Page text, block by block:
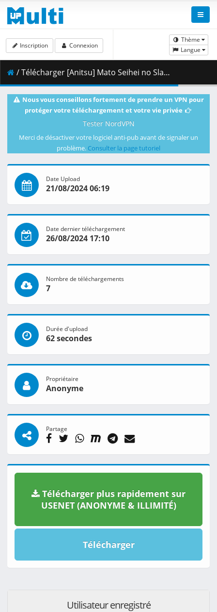
Thème
Langue
Inscription Connexion
/ Télécharger [Anitsu] Mato Seihei no Slave - S01E05 [BD 1080p x265 Opus][35439EB5].mkv.002 ( 270.22 MB )
Nous vous conseillons fortement de prendre un VPN pour
protéger votre téléchargement et votre vie privée
Tester NordVPN
Merci de désactiver votre logiciel anti-pub avant de signaler un
problème. Consulter la page tutoriel
Date Upload
21/08/2024 06:19
Date dernier téléchargement
26/08/2024 17:10
Nombre de téléchargements
7
Durée d'upload
62 secondes
Propriétaire
Anonyme
Partage
Télécharger plus rapidement sur
USENET (ANONYME & ILLIMITÉ)
Télécharger
Utilisateur enregistré